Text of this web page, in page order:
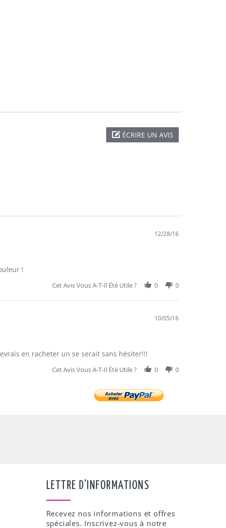
ÉCRIRE UN AVIS
12/28/16
!
Cet Avis Vous A-T-Il Été Utile ? 0 0
10/05/16
en racheter un se serait sans hésiter!!!
Cet Avis Vous A-T-Il Été Utile ? 0 0
LETTRE D'INFORMATIONS
Recevez nos informations et offres
spéciales. Inscrivez-vous à notre